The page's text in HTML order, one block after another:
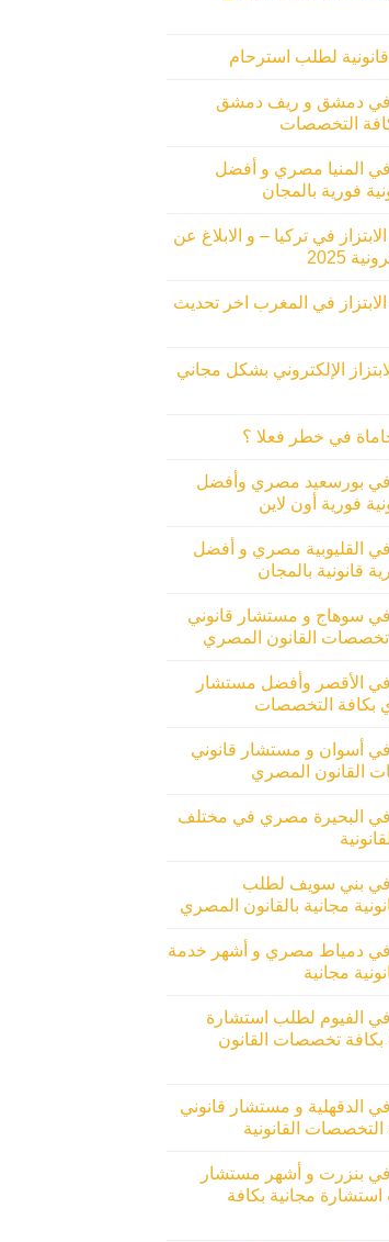
لطلب استرحام
دمشق و ريف دمشق
التخصصات
المنيا مصري و أفضل
فورية بالمجان
في تركيا – و الابلاغ عن
2025
في المغرب اخر تحديث
الإلكتروني بشكل مجاني
في خطر فعلا ؟
بورسعيد مصري وأفضل
فورية أون لاين
القليوبية مصري و أفضل
قانونية بالمجان
سوهاج و مستشار قانوني
القانون المصري
الأقصر وأفضل مستشار
بكافة التخصصات
أسوان و مستشار قانوني
القانون المصري
البحيرة مصري في مختلف
بني سويف لطلب
مجانية بالقانون المصري
دمياط مصري و أشهر خدمة
مجانية
الفيوم لطلب استشارة
بكافة تخصصات القانون
الدقهلية و مستشار قانوني
القانونية
بنزرت و أشهر مستشار
مجانية بكافة